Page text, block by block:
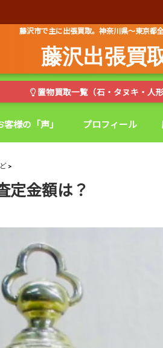
藤沢市で主に出張買取。神奈川県～東京都
藤沢出張買
置物買取一覧（石・タヌキ・人
客様の「声」 プロフィール
定金額は？